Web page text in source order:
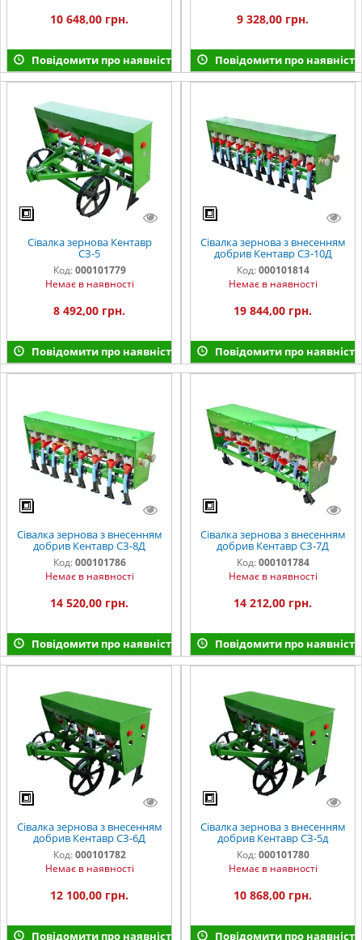
10 648,00 грн.
Повідомити про наявність
9 328,00 грн.
Повідомити про наявність
Сівалка зернова Кентавр
СЗ-5
Код: 000101779
Немає в наявності
8 492,00 грн.
Повідомити про наявність
Сівалка зернова з внесенням
добрив Кентавр СЗ-10Д
Код: 000101814
Немає в наявності
19 844,00 грн.
Повідомити про наявність
Сівалка зернова з внесенням
добрив Кентавр СЗ-8Д
Код: 000101786
Немає в наявності
14 520,00 грн.
Повідомити про наявність
Сівалка зернова з внесенням
добрив Кентавр СЗ-7Д
Код: 000101784
Немає в наявності
14 212,00 грн.
Повідомити про наявність
Сівалка зернова з внесенням
добрив Кентавр СЗ-6Д
Код: 000101782
Немає в наявності
12 100,00 грн.
Повідомити про наявність
Сівалка зернова з внесенням
добрив Кентавр СЗ-5д
Код: 000101780
Немає в наявності
10 868,00 грн.
Повідомити про наявність